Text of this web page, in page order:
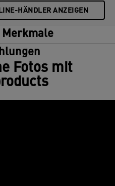
HÄNDLER ANZEIGEN
Merkmale
Fotos mit